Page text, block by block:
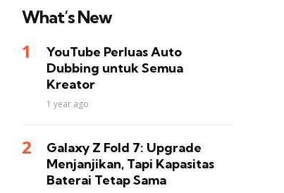
What’s New
YouTube Perluas Auto
Dubbing untuk Semua
Kreator
1 year ago
Galaxy Z Fold 7: Upgrade
Menjanjikan, Tapi Kapasitas
Baterai Tetap Sama